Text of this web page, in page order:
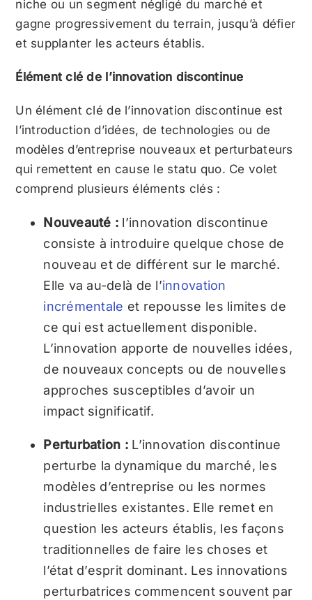
niche ou un segment négligé du marché et
gagne progressivement du terrain, jusqu’à défier
et supplanter les acteurs établis.
Élément clé de l’innovation discontinue
Un élément clé de l’innovation discontinue est
l’introduction d’idées, de technologies ou de
modèles d’entreprise nouveaux et perturbateurs
qui remettent en cause le statu quo. Ce volet
comprend plusieurs éléments clés :
Nouveauté : l’innovation discontinue
consiste à introduire quelque chose de
nouveau et de différent sur le marché.
Elle va au-delà de l’innovation
incrémentale et repousse les limites de
ce qui est actuellement disponible.
L’innovation apporte de nouvelles idées,
de nouveaux concepts ou de nouvelles
approches susceptibles d’avoir un
impact significatif.
Perturbation : L’innovation discontinue
perturbe la dynamique du marché, les
modèles d’entreprise ou les normes
industrielles existantes. Elle remet en
question les acteurs établis, les façons
traditionnelles de faire les choses et
l’état d’esprit dominant. Les innovations
perturbatrices commencent souvent par